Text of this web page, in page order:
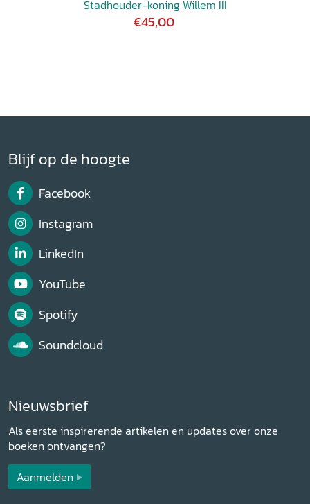
Stadhouder-koning Willem III
€45,00
Blijf op de hoogte
Facebook
Instagram
LinkedIn
YouTube
Spotify
Soundcloud
Nieuwsbrief
Als eerste inspirerende artikelen en updates over onze
boeken ontvangen?
Aanmelden